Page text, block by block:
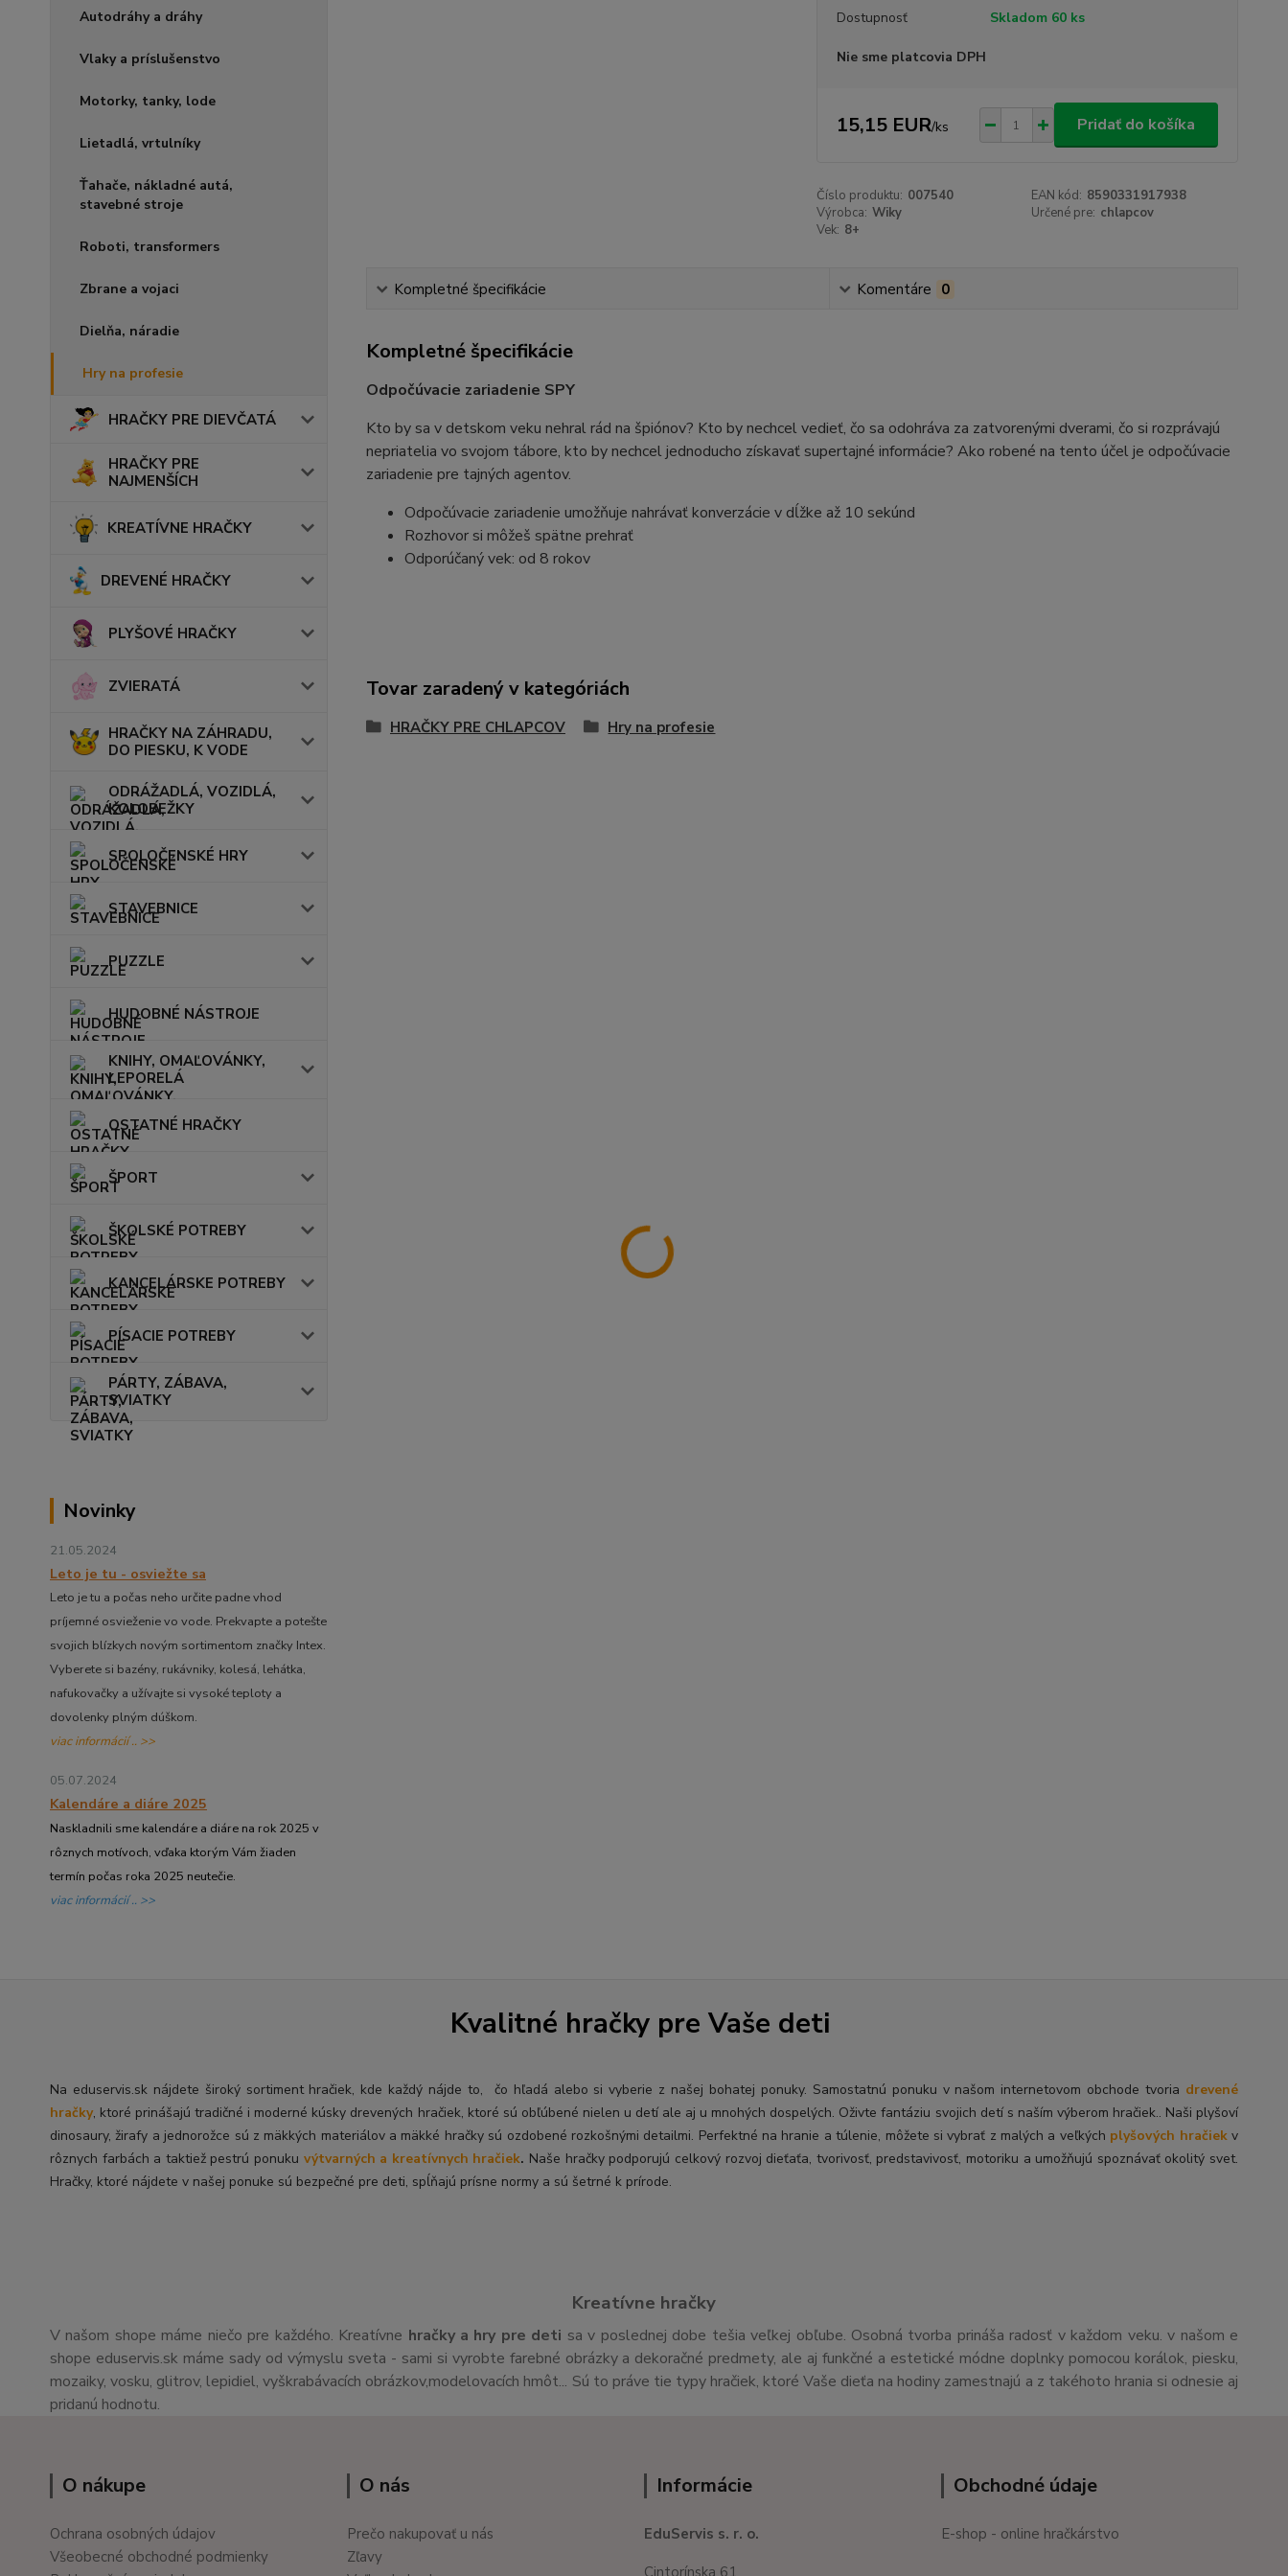
Autodráhy a dráhy
Vlaky a príslušenstvo
Motorky, tanky, lode
Lietadlá, vrtulníky
Ťahače, nákladné autá,
stavebné stroje
Roboti, transformers
Zbrane a vojaci
Dielňa, náradie
Hry na profesie
HRAČKY PRE DIEVČATÁ
HRAČKY PRE
NAJMENŠÍCH
KREATÍVNE HRAČKY
DREVENÉ HRAČKY
PLYŠOVÉ HRAČKY
ZVIERATÁ
HRAČKY NA ZÁHRADU,
DO PIESKU, K VODE
ODRÁŽADLÁ, VOZIDLÁ,
KOLOBEŽKY
SPOLOČENSKÉ HRY
STAVEBNICE
PUZZLE
HUDOBNÉ NÁSTROJE
KNIHY, OMAĽOVÁNKY,
LEPORELÁ
OSTATNÉ HRAČKY
ŠPORT
ŠKOLSKÉ POTREBY
KANCELÁRSKE POTREBY
PÍSACIE POTREBY
PÁRTY, ZÁBAVA,
SVIATKY
Novinky
21.05.2024
Leto je tu - osviežte sa
Leto je tu a počas neho určite padne vhod
príjemné osvieženie vo vode. Prekvapte a potešte
svojich blízkych novým sortimentom značky Intex.
Vyberete si bazény, rukávniky, kolesá, lehátka,
nafukovačky a užívajte si vysoké teploty a
dovolenky plným dúškom.
viac informácií .. >>
05.07.2024
Kalendáre a diáre 2025
Naskladnili sme kalendáre a diáre na rok 2025 v
rôznych motívoch, vďaka ktorým Vám žiaden
termín počas roka 2025 neutečie.
viac informácií .. >>
Dostupnosť Skladom 60 ks
Nie sme platcovia DPH
15,15 EUR/ks Pridať do košíka
Číslo produktu: 007540 EAN kód: 8590331917938
Výrobca: Wiky Určené pre: chlapcov
Vek: 8+
Kompletné špecifikácie Komentáre 0
Kompletné špecifikácie
Odpočúvacie zariadenie SPY
Kto by sa v detskom veku nehral rád na špiónov? Kto by nechcel vedieť, čo sa odohráva za zatvorenými dverami, čo si rozprávajú
nepriatelia vo svojom tábore, kto by nechcel jednoducho získavať supertajné informácie? Ako robené na tento účel je odpočúvacie
zariadenie pre tajných agentov.
Odpočúvacie zariadenie umožňuje nahrávať konverzácie v dĺžke až 10 sekúnd
Rozhovor si môžeš spätne prehrať
Odporúčaný vek: od 8 rokov
Tovar zaradený v kategóriách
HRAČKY PRE CHLAPCOV Hry na profesie
Kvalitné hračky pre Vaše deti
Na eduservis.sk nájdete široký sortiment hračiek, kde každý nájde to, čo hľadá alebo si vyberie z našej bohatej ponuky. Samostatnú ponuku v našom internetovom obchode tvoria drevené
hračky, ktoré prinášajú tradičné i moderné kúsky drevených hračiek, ktoré sú obľúbené nielen u detí ale aj u mnohých dospelých. Oživte fantáziu svojich detí s naším výberom hračiek.. Naši plyšoví
dinosaury, žirafy a jednorožce sú z mäkkých materiálov a mäkké hračky sú ozdobené rozkošnými detailmi. Perfektné na hranie a túlenie, môžete si vybrať z malých a veľkých plyšových hračiekv
rôznych farbách a taktiež pestrú ponuku výtvarných a kreatívnych hračiek. Naše hračky podporujú celkový rozvoj dieťaťa, tvorivosť, predstavivosť, motoriku a umožňujú spoznávať okolitý svet.
Hračky, ktoré nájdete v našej ponuke sú bezpečné pre deti, spĺňajú prísne normy a sú šetrné k prírode.
Kreatívne hračky
V našom shope máme niečo pre každého. Kreatívne hračky a hry pre deti sa v poslednej dobe tešia veľkej obľube. Osobná tvorba prináša radosť v každom veku. v našom e
shope eduservis.sk máme sady od výmyslu sveta - sami si vyrobte farebné obrázky a dekoračné predmety, ale aj funkčné a estetické módne doplnky pomocou korálok, piesku,
mozaiky, vosku, glitrov, lepidiel, vyškrabávacích obrázkov,modelovacích hmôt... Sú to práve tie typy hračiek, ktoré Vaše dieťa na hodiny zamestnajú a z takéhoto hrania si odnesie aj
pridanú hodnotu.
O nákupe
Ochrana osobných údajov
Všeobecné obchodné podmienky
O nás
Prečo nakupovať u nás
Zľavy
Informácie
EduServis s. r. o.
Cintorínska 61
Obchodné údaje
E-shop - online hračkárstvo